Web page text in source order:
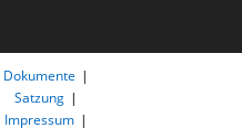
Dokumente
Satzung
Impressum